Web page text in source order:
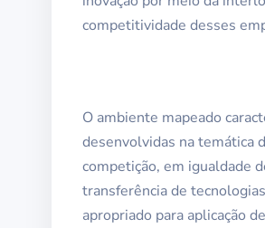
competitividade desses
O ambiente mapeado
desenvolvidas na temática
competição, em igualdade
transferência de
apropriado para aplicação